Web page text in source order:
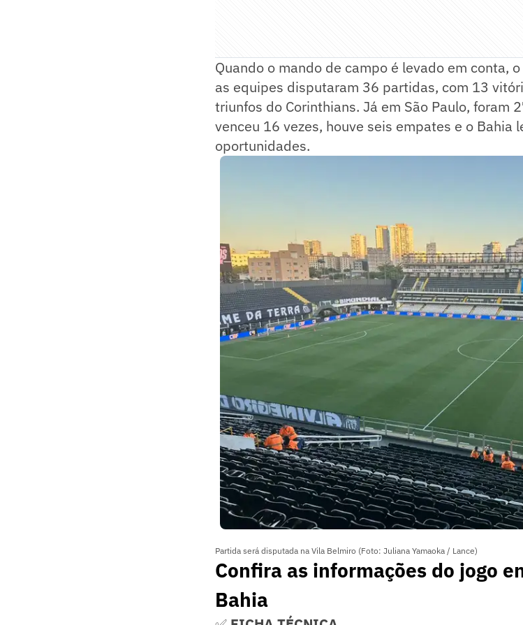
Quando o mando de campo é levado em conta,
as equipes disputaram 36 partidas, com 13
triunfos do Corinthians. Já em São Paulo, foram
venceu 16 vezes, houve seis empates e o Bahia
oportunidades.
Partida será disputada na Vila Belmiro (Foto: Juliana Yamaoka / Lance)
Confira as informações do jogo
Bahia